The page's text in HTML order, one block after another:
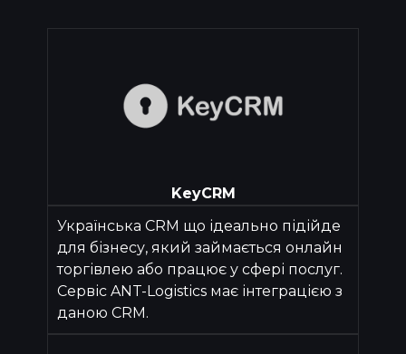
KeyCRM
Українська CRM що ідеально підійде
для бізнесу, який займається онлайн
торгівлею або працює у сфері послуг.
Cервіс ANT-Logistics має інтеграцією з
даною CRM.